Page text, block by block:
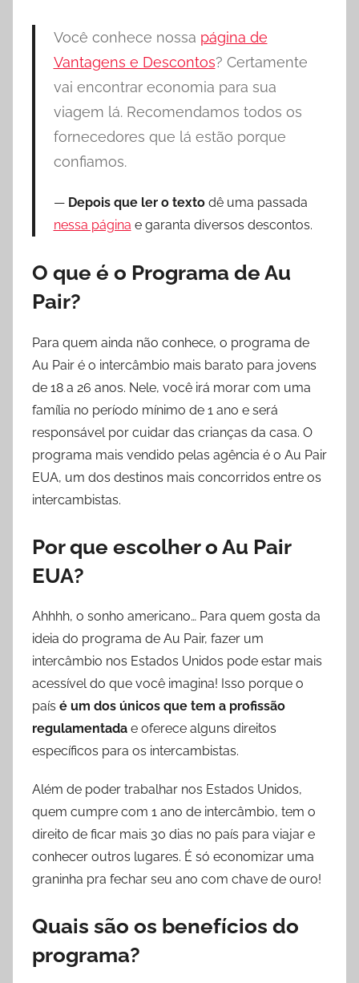
F
i
d
e
Você conhece nossa página de
Vantagens e Descontos? Certamente
vai encontrar economia para sua
viagem lá. Recomendamos todos os
fornecedores que lá estão porque
confiamos.
Depois que ler o textodê uma passada
nessa página e garanta diversos descontos.
O que é o Programa de Au
Pair?
Para quem ainda não conhece, o programa de
Au Pair é o intercâmbio mais barato para jovens
de 18 a 26 anos. Nele, você irá morar com uma
família no período mínimo de 1 ano e será
responsável por cuidar das crianças da casa. O
programa mais vendido pelas agência é o Au Pair
EUA, um dos destinos mais concorridos entre os
intercambistas.
Por que escolher o Au Pair
EUA?
Ahhhh, o sonho americano… Para quem gosta da
ideia do programa de Au Pair, fazer um
intercâmbio nos Estados Unidos pode estar mais
acessível do que você imagina! Isso porque o
país é um dos únicos que tem a profissão
regulamentada e oferece alguns direitos
específicos para os intercambistas.
Além de poder trabalhar nos Estados Unidos,
quem cumpre com 1 ano de intercâmbio, tem o
direito de ficar mais 30 dias no país para viajar e
conhecer outros lugares. É só economizar uma
graninha pra fechar seu ano com chave de ouro!
Quais são os benefícios do
programa?